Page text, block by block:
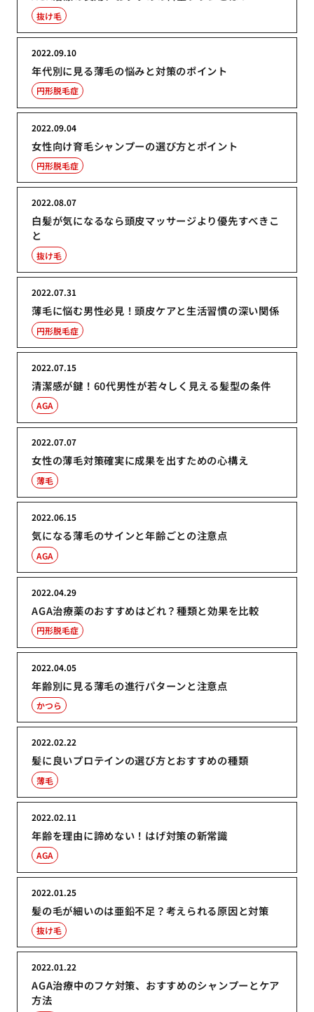
抜け毛
年代別に見る薄毛の悩みと対策のポイント
2022.09.10
円形脱毛症
女性向け育毛シャンプーの選び方とポイント
2022.09.04
円形脱毛症
白髪が気になるなら頭皮マッサージより優先すべきこ
と
2022.08.07
抜け毛
薄毛に悩む男性必見！頭皮ケアと生活習慣の深い関係
2022.07.31
円形脱毛症
清潔感が鍵！60代男性が若々しく見える髪型の条件
2022.07.15
AGA
女性の薄毛対策確実に成果を出すための心構え
2022.07.07
薄毛
気になる薄毛のサインと年齢ごとの注意点
2022.06.15
AGA
AGA治療薬のおすすめはどれ？種類と効果を比較
2022.04.29
円形脱毛症
年齢別に見る薄毛の進行パターンと注意点
2022.04.05
かつら
髪に良いプロテインの選び方とおすすめの種類
2022.02.22
薄毛
年齢を理由に諦めない！はげ対策の新常識
2022.02.11
AGA
髪の毛が細いのは亜鉛不足？考えられる原因と対策
2022.01.25
抜け毛
AGA治療中のフケ対策、おすすめのシャンプーとケア
方法
2022.01.22